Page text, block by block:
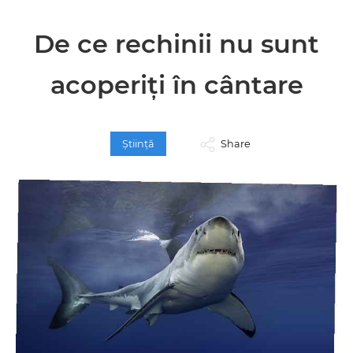
De ce rechinii nu sunt
acoperiți în cântare
Ştiinţă Share